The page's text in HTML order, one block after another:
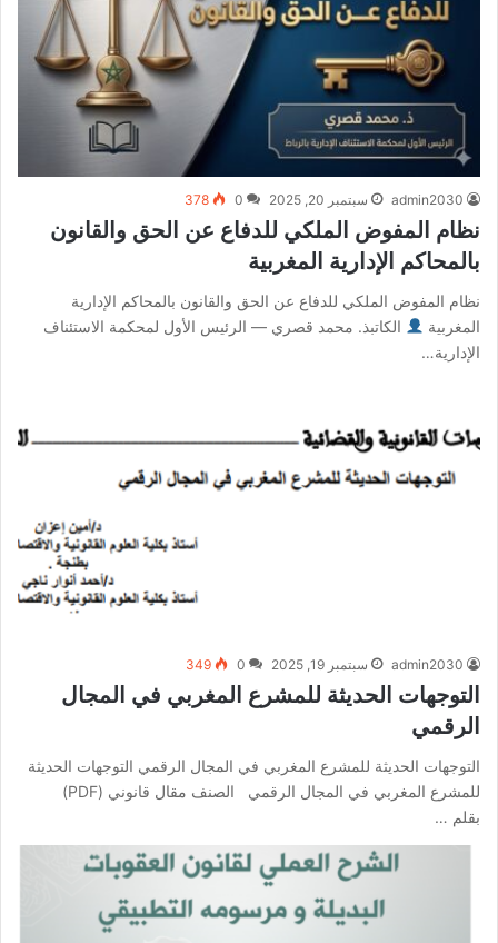
admin2030 سبتمبر 20, 2025 0
378
نظام المفوض الملكي للدفاع عن الحق والقانون
بالمحاكم الإدارية المغربية
نظام المفوض الملكي للدفاع عن الحق والقانون بالمحاكم الإدارية
المغربية
الكاتبذ. محمد قصري — الرئيس الأول لمحكمة الاستئناف
الإدارية…
admin2030 سبتمبر 19, 2025 0
349
التوجهات الحديثة للمشرع المغربي في المجال
الرقمي
التوجهات الحديثة للمشرع المغربي في المجال الرقمي التوجهات الحديثة
للمشرع المغربي في المجال الرقمي الصنف مقال قانوني (PDF)
بقلم …